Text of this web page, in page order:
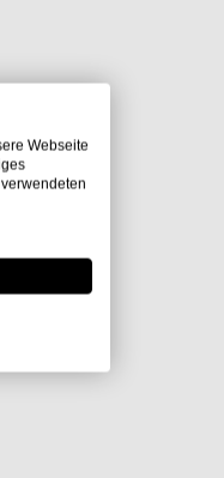
Webseite